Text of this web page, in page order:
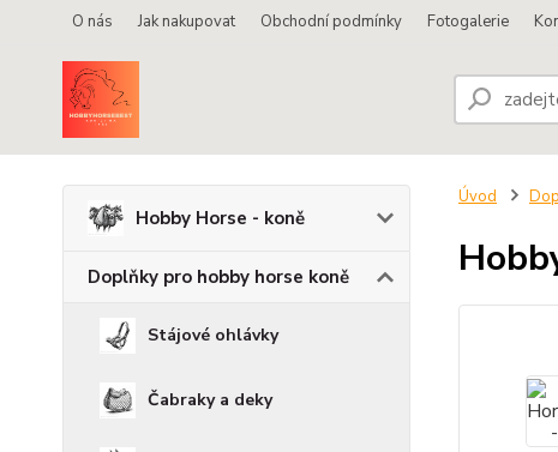
O nás Jak nakupovat Obchodní podmínky Fotogalerie
Hobby Horse - koně
Doplňky pro hobby horse koně
Stájové ohlávky
Čabraky a deky
Úvod